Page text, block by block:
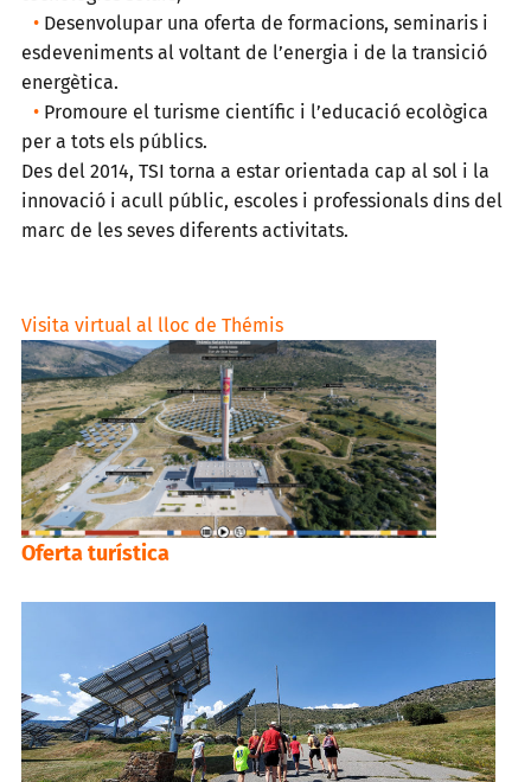
• Desenvolupar una oferta de formacions, seminaris i
esdeveniments al voltant de l’energia i de la transició
energètica.
• Promoure el turisme científic i l’educació ecològica
per a tots els públics.
Des del 2014, TSI torna a estar orientada cap al sol i la
innovació i acull públic, escoles i professionals dins del
marc de les seves diferents activitats.
Visita virtual al lloc de Thémis
Oferta turística